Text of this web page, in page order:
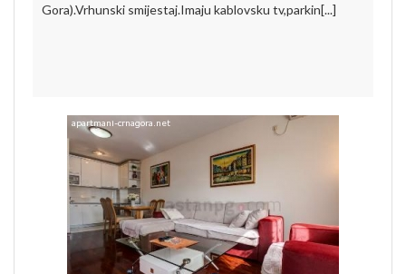
Gora).Vrhunski smijestaj.Imaju kablovsku tv,parkin[...]